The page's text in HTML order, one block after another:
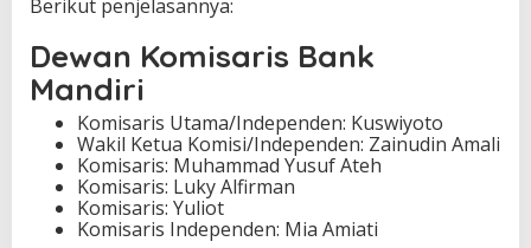
Berikut penjelasannya:
Dewan Komisaris Bank
Mandiri
Komisaris Utama/Independen: Kuswiyoto
Wakil Ketua Komisi/Independen: Zainudin Amali
Komisaris: Muhammad Yusuf Ateh
Komisaris: Luky Alfirman
Komisaris: Yuliot
Komisaris Independen: Mia Amiati